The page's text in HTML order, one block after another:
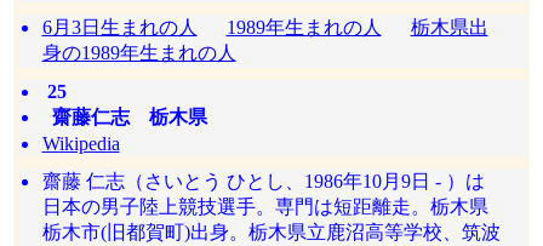
6月3日生まれの人
1989年生まれの人
栃木県出
身の1989年生まれの人
25
齋藤仁志 栃木県
Wikipedia
齋藤 仁志（さいとう ひとし、1986年10月9日 - ）は
日本の男子陸上競技選手。専門は短距離走。栃木県
栃木市(旧都賀町)出身。栃木県立鹿沼高等学校、筑波